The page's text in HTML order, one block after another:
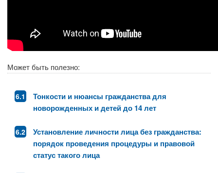
Может быть полезно:
Тонкости и нюансы гражданства для
новорожденных и детей до 14 лет
Установление личности лица без гражданства:
порядок проведения процедуры и правовой
статус такого лица